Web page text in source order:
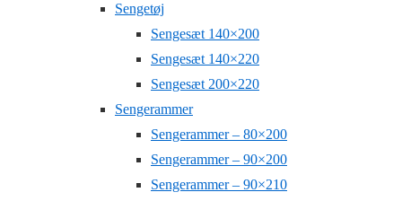
Sengetøj
Sengesæt 140×200
Sengesæt 140×220
Sengesæt 200×220
Sengerammer
Sengerammer – 80×200
Sengerammer – 90×200
Sengerammer – 90×210